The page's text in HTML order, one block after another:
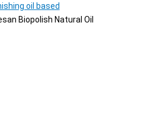
Biopolish Natural Oil